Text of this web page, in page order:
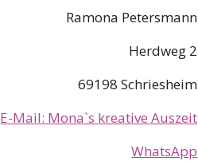
Ramona Petersmann
Herdweg 2
69198 Schriesheim
E-Mail: Mona`s kreative Auszeit
WhatsApp